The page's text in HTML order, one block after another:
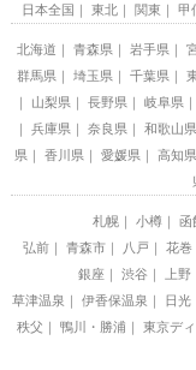
日本全国 東北 関東 甲
北海道 青森県 岩手県
群馬県
埼玉県 千葉県
山梨県
長野県 岐阜県
兵庫県
奈良県 和歌山県
県
香川県 愛媛県 高知県
札幌 小樽 函
弘前
青森市 八戸 花巻
銀座
渋谷 上野
草津温泉
伊香保温泉 日光
秩父
鴨川・勝浦 東京デ